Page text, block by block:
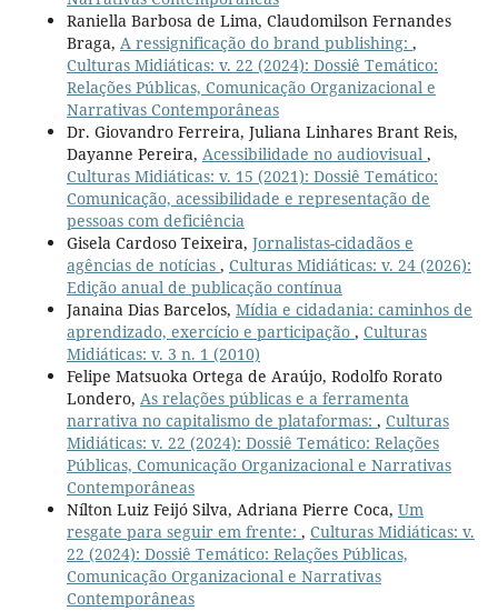
Raniella Barbosa de Lima, Claudomilson Fernandes
Braga, A ressignificação do brand publishing: ,
Culturas Midiáticas: v. 22 (2024): Dossiê Temático:
Relações Públicas, Comunicação Organizacional e
Narrativas Contemporâneas
Dr. Giovandro Ferreira, Juliana Linhares Brant Reis,
Dayanne Pereira, Acessibilidade no audiovisual ,
Culturas Midiáticas: v. 15 (2021): Dossiê Temático:
Comunicação, acessibilidade e representação de
pessoas com deficiência
Gisela Cardoso Teixeira, Jornalistas-cidadãos e
agências de notícias , Culturas Midiáticas: v. 24 (2026):
Edição anual de publicação contínua
Janaina Dias Barcelos, Mídia e cidadania: caminhos de
aprendizado, exercício e participação , Culturas
Midiáticas: v. 3 n. 1 (2010)
Felipe Matsuoka Ortega de Araújo, Rodolfo Rorato
Londero, As relações públicas e a ferramenta
narrativa no capitalismo de plataformas: , Culturas
Midiáticas: v. 22 (2024): Dossiê Temático: Relações
Públicas, Comunicação Organizacional e Narrativas
Contemporâneas
Nílton Luiz Feijó Silva, Adriana Pierre Coca, Um
resgate para seguir em frente: , Culturas Midiáticas: v.
22 (2024): Dossiê Temático: Relações Públicas,
Comunicação Organizacional e Narrativas
Contemporâneas